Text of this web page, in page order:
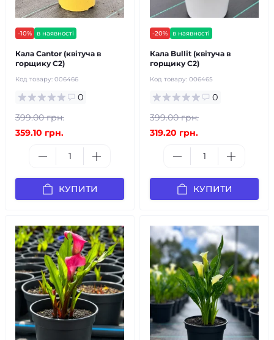
-10% в наявності
Кала Cantor (квітуча в
горщику С2)
Код товару: 006466
0
399.00 грн.
359.10 грн.
КУПИТИ
-20% в наявності
Кала Bullit (квітуча в
горщику С2)
Код товару: 006465
0
399.00 грн.
319.20 грн.
КУПИТИ